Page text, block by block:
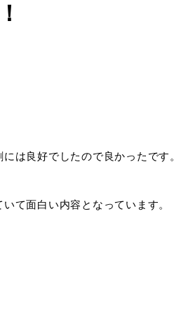
は良好でしたので良かったです
て面白い内容となっています。